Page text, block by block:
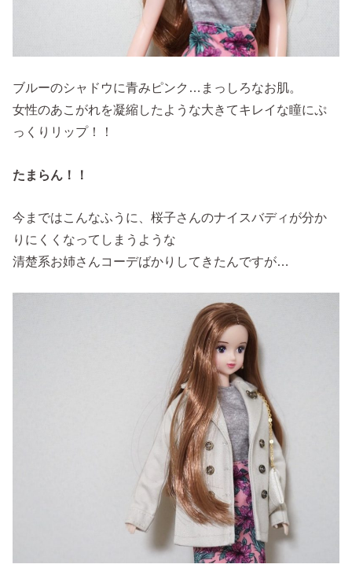
ブルーのシャドウに青みピンク…まっしろなお肌。
女性のあこがれを凝縮したような大きてキレイな瞳にぷ
っくりリップ！！
たまらん！！
今まではこんなふうに、桜子さんのナイスバディが分か
りにくくなってしまうような
清楚系お姉さんコーデばかりしてきたんですが…